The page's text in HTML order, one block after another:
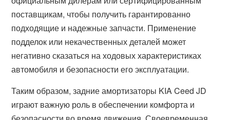
поставщикам, чтобы получить гарантированно
подходящие и надежные запчасти. Применение
подделок или некачественных деталей может
негативно сказаться на ходовых характеристиках
автомобиля и безопасности его эксплуатации.
Таким образом, задние амортизаторы KIA Ceed JD
играют важную роль в обеспечении комфорта и